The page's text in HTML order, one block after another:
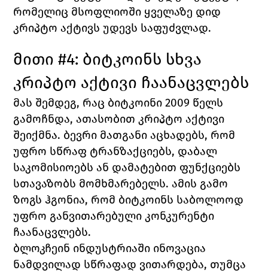
რომელიც მსოფლიოში ყველაზე დიდ
კრიპტო აქტივს უდევს საფუძვლად.
მითი #4: ბიტკოინს სხვა
კრიპტო აქტივი ჩაანაცვლებს
მას შემდეგ, რაც ბიტკოინი 2009 წელს
გამოჩნდა, ათასობით კრიპტო აქტივი
შეიქმნა. ბევრი მათგანი აცხადებს, რომ
უფრო სწრაფ ტრანზაქციებს, დაბალ
საკომისიოებს ან დამატებით ფუნქციებს
სთავაზობს მომხმარებელს. ამის გამო
ზოგს ჰგონია, რომ ბიტკოინს საბოლოოდ
უფრო განვითარებული კონკურენტი
ჩაანაცვლებს.
ბლოკჩეინ ინდუსტრიაში ინოვაცია
ნამდვილად სწრაფად ვითარდება, თუმცა